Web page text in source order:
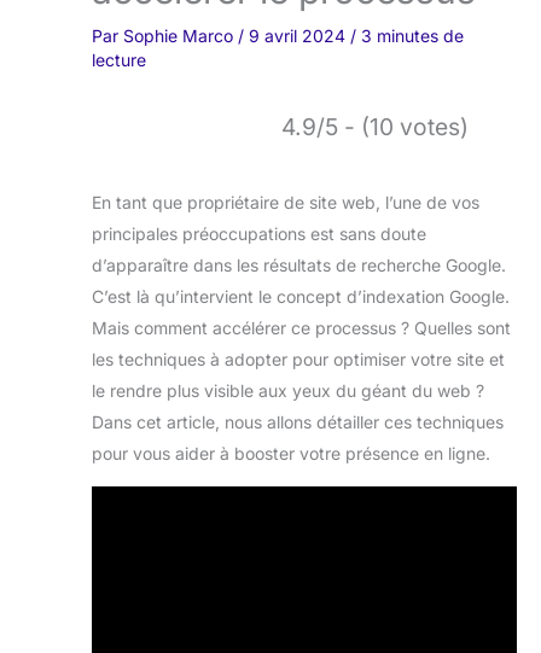
Par Sophie Marco / 9 avril 2024 / 3 minutes de
lecture
4.9/5 - (10 votes)
En tant que propriétaire de site web, l’une de vos
principales préoccupations est sans doute
d’apparaître dans les résultats de recherche Google.
C’est là qu’intervient le concept d’indexation Google.
Mais comment accélérer ce processus ? Quelles sont
les techniques à adopter pour optimiser votre site et
le rendre plus visible aux yeux du géant du web ?
Dans cet article, nous allons détailler ces techniques
pour vous aider à booster votre présence en ligne.